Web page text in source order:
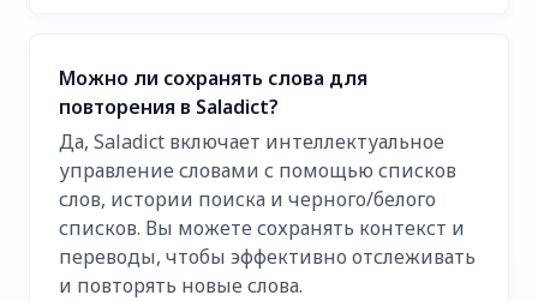
Можно ли сохранять слова для
повторения в Saladict?
Да, Saladict включает интеллектуальное
управление словами с помощью списков
слов, истории поиска и черного/белого
списков. Вы можете сохранять контекст и
переводы, чтобы эффективно отслеживать
и повторять новые слова.